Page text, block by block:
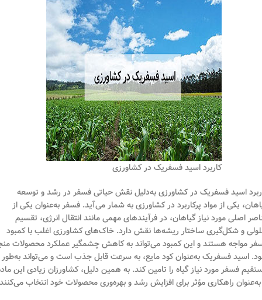
کاربرد اسید فسفریک در کشاورزی
اسید فسفریک در کشاورزی به‌دلیل نقش حیاتی فسفر در رشد و توسعه
یکی از مواد پرکاربرد در کشاورزی به شمار می‌آید. فسفر به‌عنوان یکی از
اصلی مورد نیاز گیاهان، در فرآیندهای مهمی مانند انتقال انرژی، تقسیم
و شکل‌گیری ساختار ریشه‌ها نقش دارد. خاک‌های کشاورزی اغلب با کمبود
مواجه هستند و این کمبود می‌تواند به کاهش چشمگیر عملکرد محصولات
اسید فسفریک به‌عنوان کود مایع، به سرعت قابل جذب است و می‌تواند به‌طور
فسفر مورد نیاز گیاه را تامین کند. به همین دلیل، کشاورزان زیادی این
به‌عنوان راهکاری مؤثر برای افزایش رشد و بهره‌وری محصولات خود انتخاب